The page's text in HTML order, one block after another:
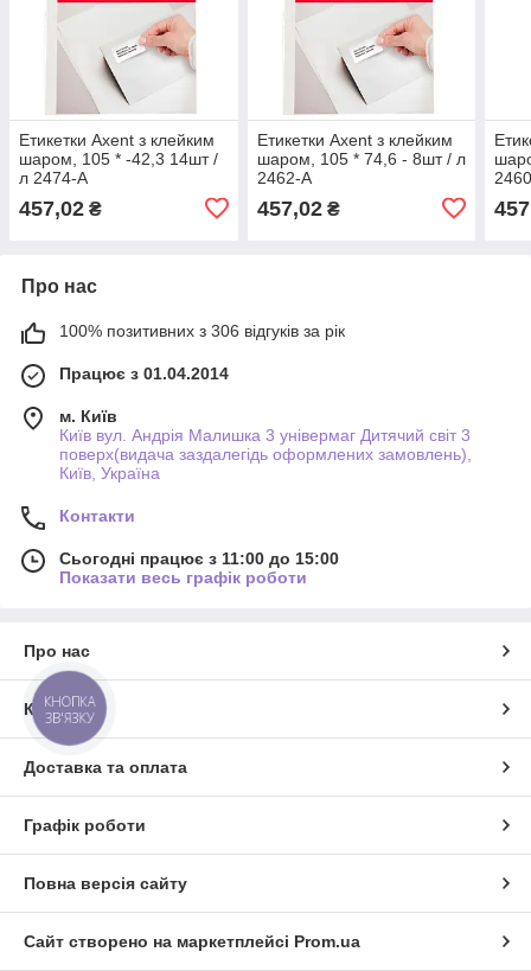
Етикетки Axent з клейким
шаром, 105 * -42,3 14шт /
л 2474-A
457,02 ₴
Етикетки Axent з клейким
шаром, 105 * 74,6 - 8шт / л
2462-A
457,02₴
Про нас
100% позитивних з 306 відгуків за рік
Працює з 01.04.2014
м. Київ
Київ вул. Андрія Малишка 3 універмаг Дитячий світ 3
поверх(видача заздалегідь оформлених замовлень),
Київ, Україна
Контакти
Сьогодні працює з 11:00 до 15:00
Показати весь графік роботи
Про нас
Контакти
Доставка та оплата
Графік роботи
Повна версія сайту
Сайт створено на маркетплейсі Prom.ua
КНОПКА
ЗВ'ЯЗКУ